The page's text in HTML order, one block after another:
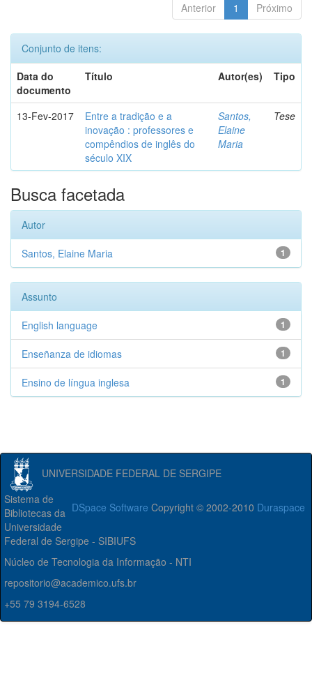
Anterior 1 Próximo
Conjunto de itens:
Data do
documento
Título Autor(es) Tipo
13-Fev-2017
Entre a tradição e a
inovação : professores e
compêndios de inglês do
século XIX
Santos,
Elaine
Maria
Tese
Busca facetada
Autor
1
Santos, Elaine Maria
Assunto
1
English language
1
Enseñanza de idiomas
1
Ensino de língua inglesa
UNIVERSIDADE FEDERAL DE SERGIPE
DSpace Software Copyright © 2002-2010 Duraspace
Sistema de
Bibliotecas da
Universidade
Federal de Sergipe - SIBIUFS
Núcleo de Tecnologia da Informação - NTI
repositorio@academico.ufs.br
+55 79 3194-6528